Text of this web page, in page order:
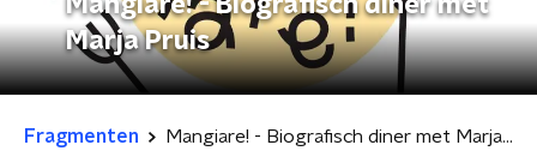
Marja Pruis
Fragmenten Mangiare! - Biografisch diner met Marja Pruis